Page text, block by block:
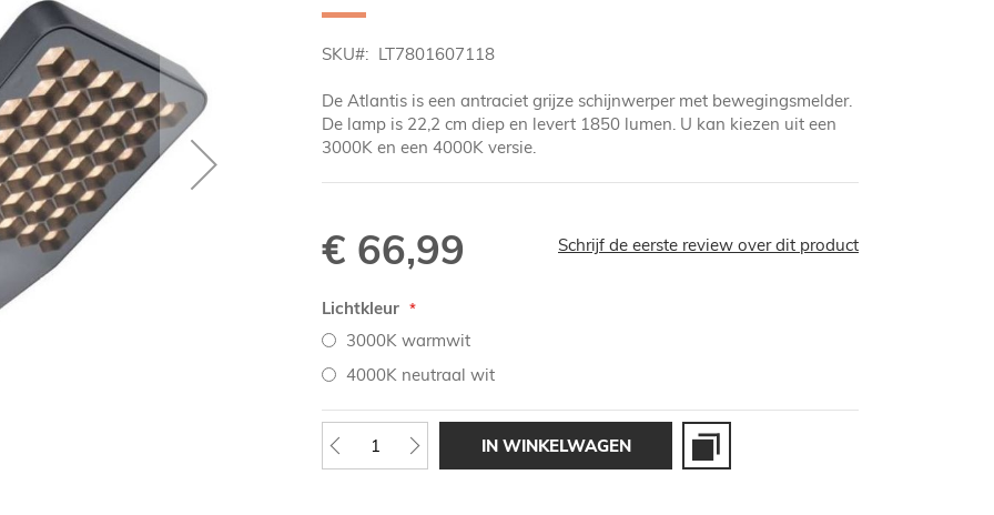
SKU LT7801607118
De Atlantis is een antraciet grijze schijnwerper met bewegingsmelder.
De lamp is 22,2 cm diep en levert 1850 lumen. U kan kiezen uit een
3000K en een 4000K versie.
€ 66,99 Schrijf de eerste review over dit product
Lichtkleur
3000K warmwit
4000K neutraal wit
IN WINKELWAGEN